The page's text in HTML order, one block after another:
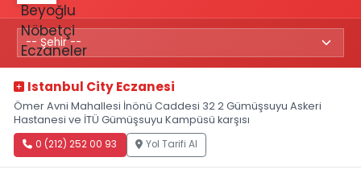
Istanbul City Eczanesi
Ömer Avni Mahallesi İnönü Caddesi 32 2 Gümüşsuyu Askeri
Hastanesi ve İTÜ Gümüşsuyu Kampüsü karşısı
0 (212) 252 00 93 Yol Tarifi Al